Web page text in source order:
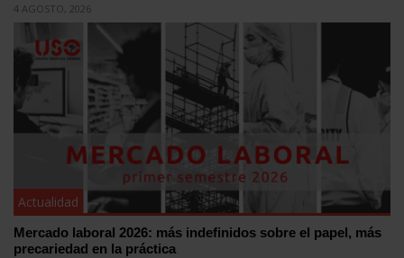
4 AGOSTO, 2026
Actualidad
Mercado laboral 2026: más indefinidos sobre el papel, más
precariedad en la práctica